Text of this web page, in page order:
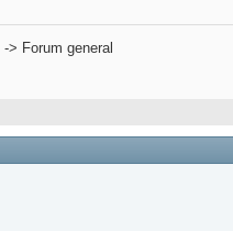
-> Forum general